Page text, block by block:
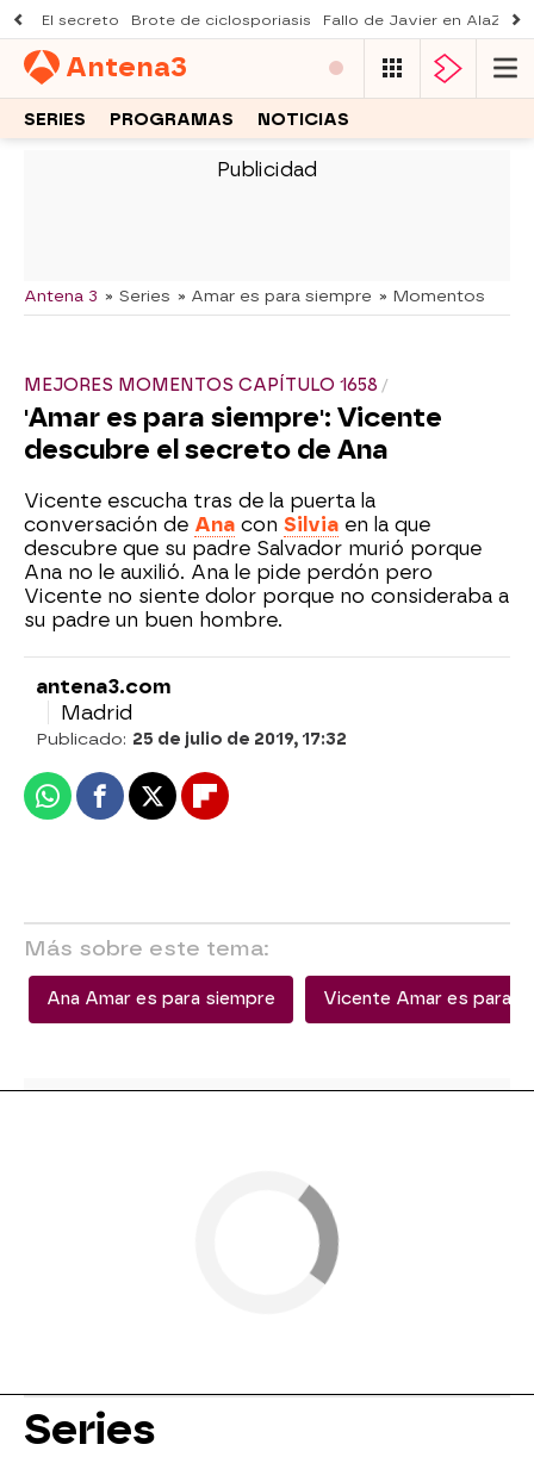
El secreto Brote de ciclosporiasis Fallo de Javier en AlaZ
Antena3
SERIES PROGRAMAS NOTICIAS
Antena 3 » Series » Amar es para siempre » Momentos
MEJORES MOMENTOS CAPÍTULO 1658
'Amar es para siempre': Vicente
descubre el secreto de Ana
Vicente escucha tras de la puerta la
conversación de Ana con Silvia en la que
descubre que su padre Salvador murió porque
Ana no le auxilió. Ana le pide perdón pero
Vicente no siente dolor porque no consideraba a
su padre un buen hombre.
antena3.com
Madrid
Publicado: 25 de julio de 2019, 17:32
WhatsappFacebook
X Flipboard
Más sobre este tema:
Ana Amar es para siempre Vicente Amar es para
Series